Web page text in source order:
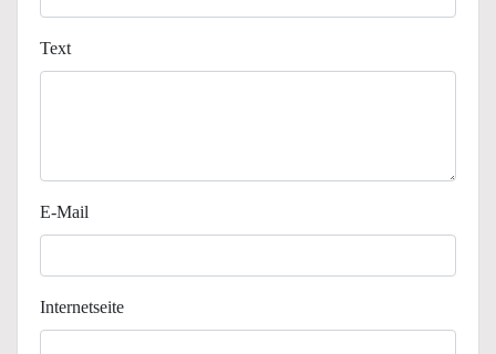
Text
E-Mail
Internetseite